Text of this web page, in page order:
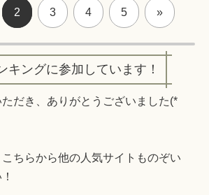
2 3 4 5 »
キングに参加しています！
だき、ありがとうございました(*
ちらから他の人気サイトものぞい